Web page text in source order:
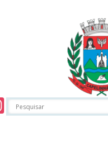
Instagram